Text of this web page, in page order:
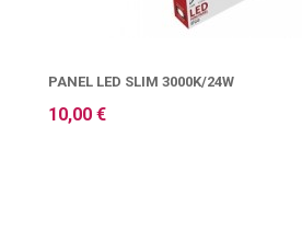
PANEL LED SLIM 3000K/24W
10,00 €